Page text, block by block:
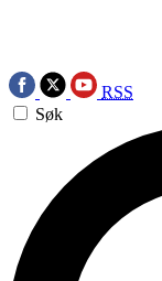
RSS
Søk